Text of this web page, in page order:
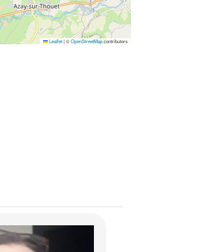
Leaflet |©OpenStreetMapcontributors